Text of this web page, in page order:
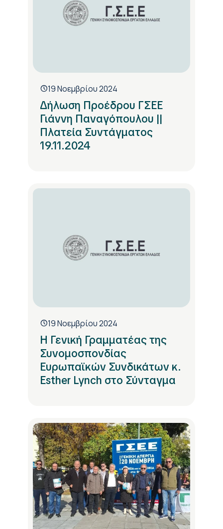
19 Νοεμβρίου 2024
Δήλωση Προέδρου ΓΣΕΕ
Γιάννη Παναγόπουλου ||
Πλατεία Συντάγματος
19.11.2024
19 Νοεμβρίου 2024
Η Γενική Γραμματέας της
Συνομοσπονδίας
Ευρωπαϊκών Συνδικάτων κ.
Esther Lynch στο Σύνταγμα